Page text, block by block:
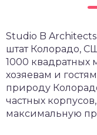
Studio B
штат Колорадо,
1000 квадратных
хозяевам и
природу
частных
максимальную